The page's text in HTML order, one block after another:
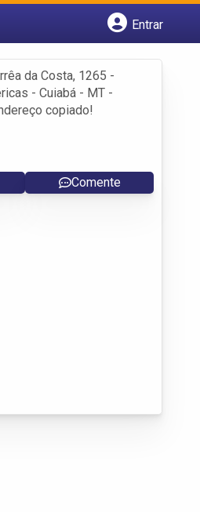
Entrar
da Costa, 1265 -
- Cuiabá - MT -
copiado!
Comente